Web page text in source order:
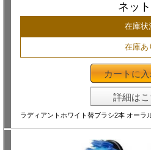
ネッ
在庫状
在庫あ
カートに
詳細はこ
ラディアントホワイト替ブラシ2本 オーラ